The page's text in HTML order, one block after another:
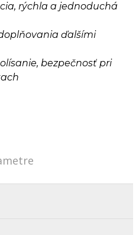
rýchla a jednoduchá
ďalšími
bezpečnosť pri